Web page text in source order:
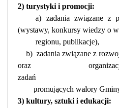
2) turystyki i promocji:
a) zadania związane z
(wystawy, konkursy wiedzy o
regionu, publikacje),
b) zadania związane z
oraz
zadań
promujących walory
3) kultury, sztuki i edukacji: